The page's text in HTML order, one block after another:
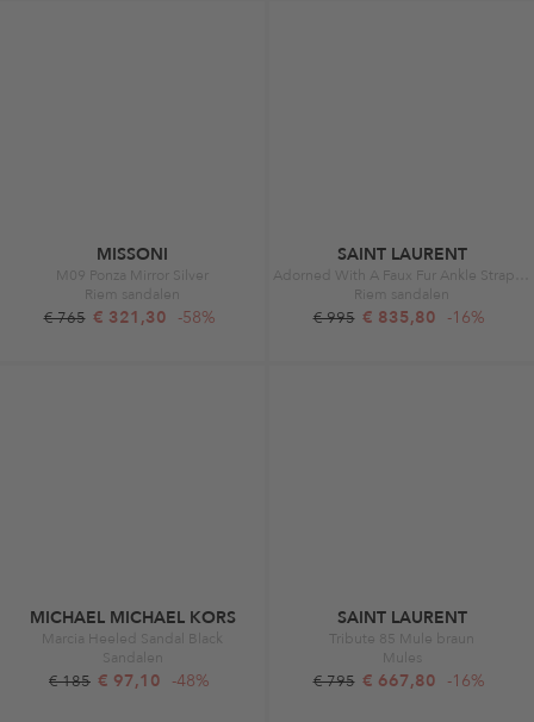
MISSONI
M09 Ponza Mirror Silver
Riem sandalen
€ 765 € 321,30 -58%
SAINT LAURENT
Riem sandalen
€ 995 € 835,80 -16%
MICHAEL MICHAEL KORS
Marcia Heeled Sandal Black
Sandalen
€ 185 € 97,10 -48%
SAINT LAURENT
Tribute 85 Mule braun
Mules
€ 795 € 667,80 -16%